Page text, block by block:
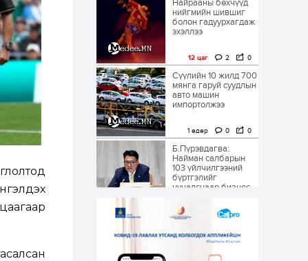
Найрааны бөхчүүд
нийгмийн шившиг
болон гадуурхагдаж
эхэллээ
12 цаг 2 0
Сүүлийн 10 жилд 700
мянга гаруй суудлын
авто машин
импортолжээ
1 өдөр 0 0
Б.Пүрэвдагва:
Найман салбарын
103 үйлчилгээний
бүртгэлийг
цуцалснаар бизнес
Долдугаар сард
709.503 зөрчил
бүртгэгджээ